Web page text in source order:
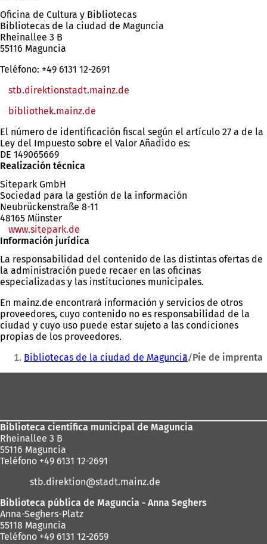
Oficina de Cultura y Bibliotecas
Bibliotecas de la ciudad de Maguncia
Rheinallee 3 B
55116 Maguncia
Teléfono: +49 6131 12-2691
stb.direktionstadt.mainz.de
bibliothek.mainz.de
en
una
El número de identificación fiscal según el artículo 27 a de la
Ley del Impuesto sobre el Valor Añadido es:
DE 149065669
Realización técnica
Sitepark GmbH
Sociedad para la gestión de la información
Neubrückenstraße 8-11
48165 Münster
www.sitepark.de
Información jurídica
La responsabilidad del contenido de las distintas ofertas de
la administración puede recaer en las oficinas
especializadas y las instituciones municipales.
En mainz.de encontrará información y servicios de otros
proveedores, cuyo contenido no es responsabilidad de la
ciudad y cuyo uso puede estar sujeto a las condiciones
propias de los proveedores.
Estás
aquí:
Bibliotecas de la ciudad de Maguncia Pie de imprenta
pies
Biblioteca científica municipal de Maguncia
Rheinallee 3 B
55116 Maguncia
Teléfono +49 6131 12-2691
stb.direktion
stadt.mainz de
Biblioteca pública de Maguncia - Anna Seghers
Anna-Seghers-Platz
55118 Maguncia
Teléfono +49 6131 12-2659